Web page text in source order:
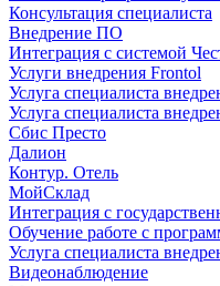
Консультация специалиста
Внедрение ПО
Интеграция с системой
Услуги внедрения Frontol
Услуга специалиста
Услуга специалиста
Сбис Престо
Далион
Контур. Отель
МойСклад
Интеграция с
Обучение работе с
Услуга специалиста
Видеонаблюдение